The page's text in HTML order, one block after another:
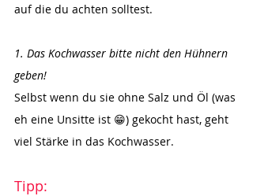
auf die du achten solltest.
1. Das Kochwasser bitte nicht den Hühnern
geben!
Selbst wenn du sie ohne Salz und Öl (was
eh eine Unsitte ist 😁) gekocht hast, geht
viel Stärke in das Kochwasser.
Tipp: